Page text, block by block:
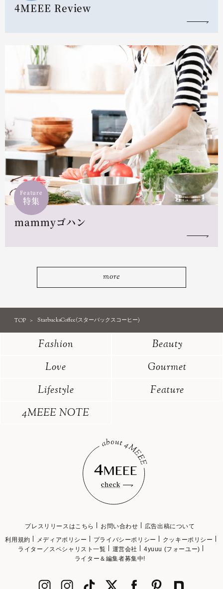
4MEEE Review
Feature
特集
mammyゴハン
more
TOP StarbucksCoffee(スターバックスコーヒー)
Fashion
Beauty
Love
Gourmet
Lifestyle
Feature
4MEEE NOTE
プレスリリースはこちら お問い合わせ
広告出稿について
利用規約
メディアポリシー プライバシーポリシー
クッキーポリシー
ライター／スペシャリスト一覧
運営会社
4yuuu (フォーユー)
ライター＆編集者募集中!